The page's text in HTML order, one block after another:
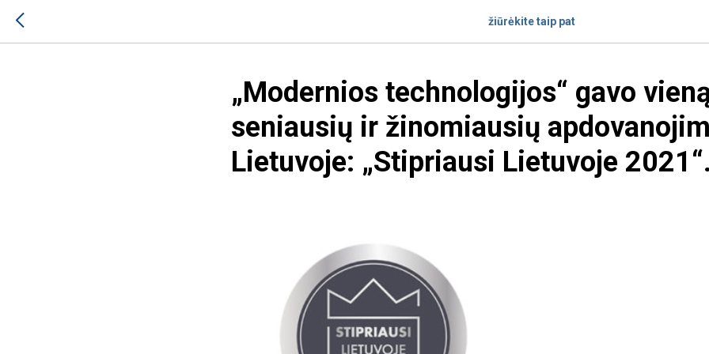
žiūrėkite taip pat
„Modernios technologijos“ gavo
seniausių ir žinomiausių
Lietuvoje: „Stipriausi Lietuvoje 2021“.